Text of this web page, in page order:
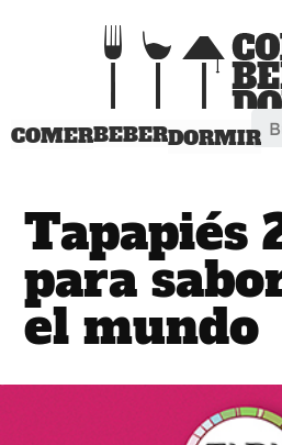
COMERBEBERDORMIR
Tapapiés
para
el mundo